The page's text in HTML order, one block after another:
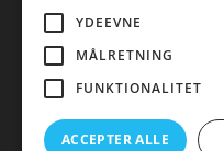
YDEEVNE
MÅLRETNING
FUNKTIONALITET
ACCEPTER ALLE